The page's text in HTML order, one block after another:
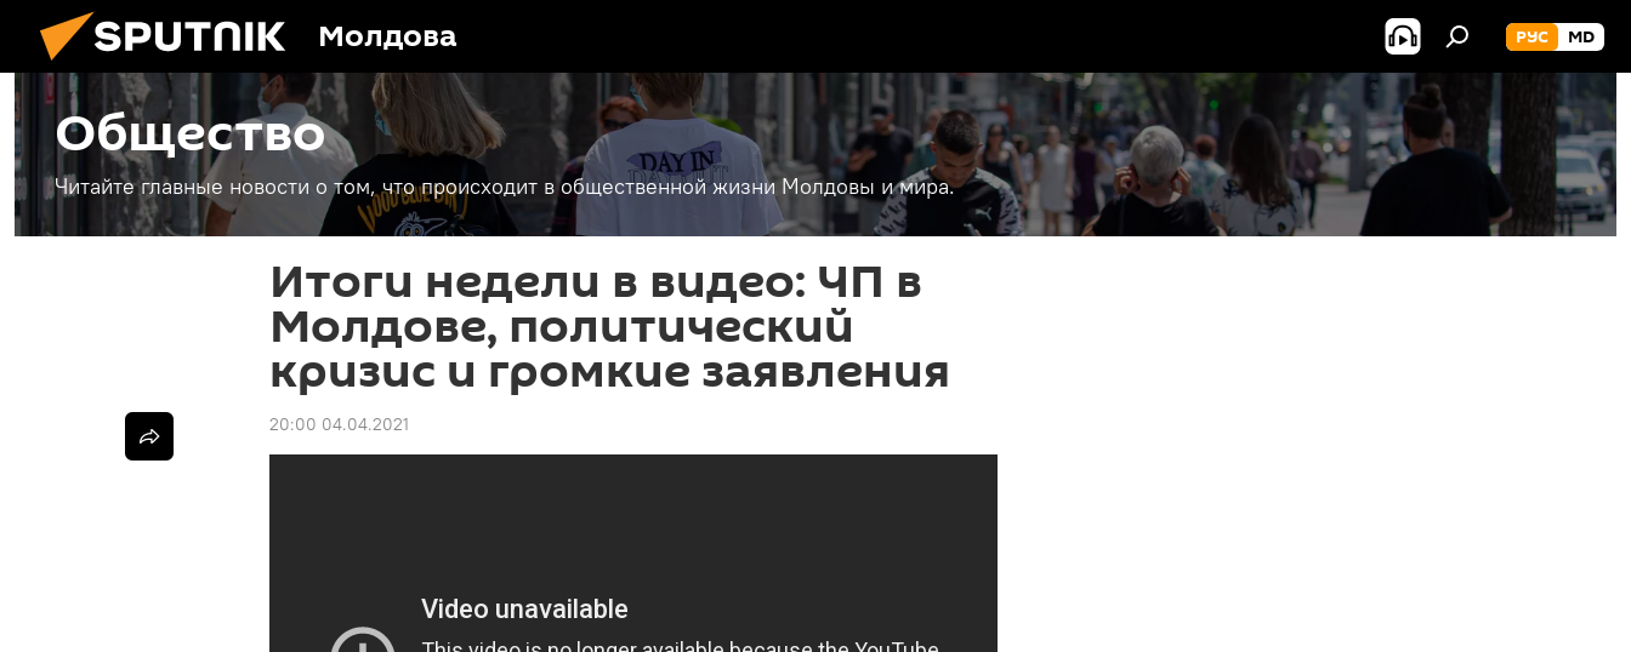
Молдова РУС MD
Общество
Читайте главные новости о том, что происходит в общественной жизни Молдовы и мира.
Итоги недели в видео: ЧП в
Молдове, политический
кризис и громкие заявления
20:00 04.04.2021